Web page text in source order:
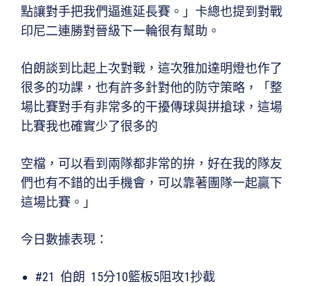
點讓對手把我們逼進延長賽。」卡總也提到對戰
印尼二連勝對晉級下一輪很有幫助。
伯朗談到比起上次對戰，這次雅加達明燈也作了
很多的功課，也有許多針對他的防守策略，「整
場比賽對手有非常多的干擾傳球與拼搶球，這場
比賽我也確實少了很多的
空檔，可以看到兩隊都非常的拚，好在我的隊友
們也有不錯的出手機會，可以靠著團隊一起贏下
這場比賽。」
今日數據表現：
#21 伯朗 15分10籃板5阻攻1抄截